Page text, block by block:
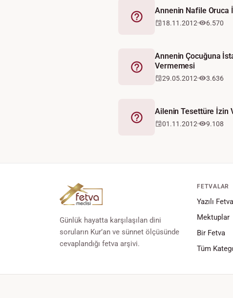
Fetva
Annenin Nafile Oruca
18.11.2012 6.570
Fetva
Annenin Çocuğuna
Vermemesi
29.05.2012 3.636
Fetva
Ailenin Tesettüre İzin
01.11.2012 9.108
Günlük hayatta karşılaşılan dini
soruların Kur’an ve sünnet ölçüsünde
cevaplandığı fetva arşivi.
FETVALAR
Yazılı Fetva
Mektuplar
Bir Fetva
Tüm